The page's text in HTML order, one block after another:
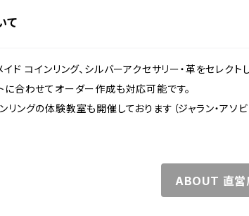
て
ド コインリング、シルバーアクセサリー・革をセレクト
に合わせてオーダー作成も対応可能です。
ングの体験教室も開催しております（ジャラン・アソビ
ABOUT 直営